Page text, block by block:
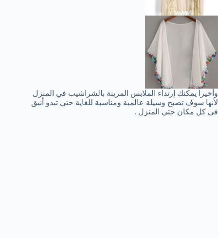
وأخيراً يمكنك إرتداء الملابس المزينة بالشراشيب في المنزل
لأنها سوف تصبح وسيلة عالمية ومناسبة للغاية حتي تبدو أنيق
في كل مكان حتي المنزل .